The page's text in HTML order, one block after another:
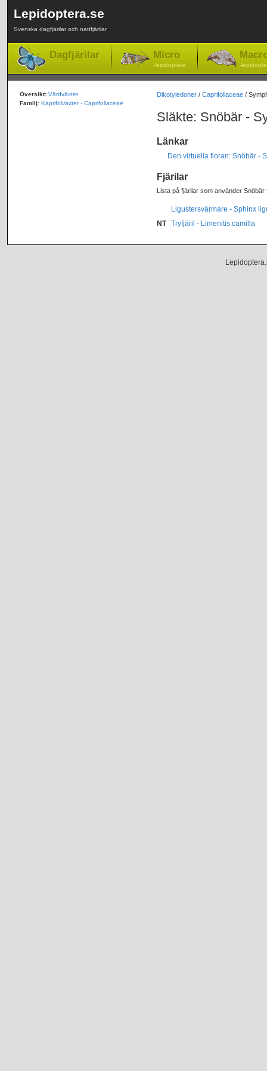
Lepidoptera.se
Svenska dagfjärilar och nattfjärilar
Dagfjärilar Micro
-lepidoptera -
Dikotyledoner/ Caprifoliaceae/
Släkte: Snöbär -
Länkar
Den virtuella floran: Snöbär -
Fjärilar
Lista på fjärilar som använder
Ligustersvärmare - Sphinx
NT
Tryfjäril - Limenitis camilla
Översikt: Värdväxter
Familj: Kaprifolväxter - Caprifoliaceae